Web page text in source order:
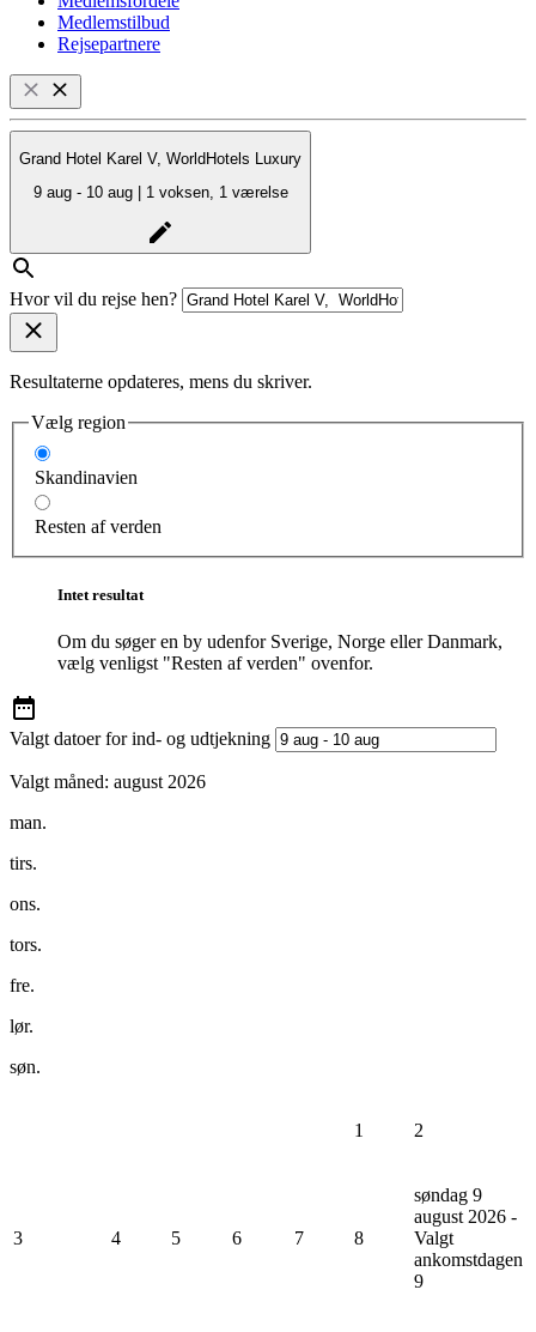
Medlemstilbud
Rejsepartnere
Grand Hotel Karel V, WorldHotels Luxury
9 aug - 10 aug | 1 voksen, 1 værelse
Hvor vil du rejse hen?
Resultaterne opdateres, mens du skriver.
Vælg region
Skandinavien
Resten af verden
Intet resultat
Om du søger en by udenfor Sverige, Norge eller Danmark,
vælg venligst "Resten af verden" ovenfor.
Valgt datoer for ind- og udtjekning
Valgt måned: august 2026
man.
tirs.
ons.
tors.
fre.
lør.
søn.
1 2
3 4 5 6 7 8
søndag 9
august 2026 -
Valgt
ankomstdagen
9